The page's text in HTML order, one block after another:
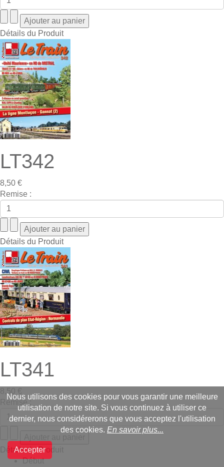
Détails du Produit
LT342
8,50 €
Remise :
Détails du Produit
LT341
Remise :
Détails du Produit
Début
Nous utilisons des cookies pour vous garantir une meilleure
utilisation de notre site. Si vous continuez à utiliser ce
dernier, nous considérerons que vous acceptez l'utilisation
des cookies. En savoir plus...
Accepter